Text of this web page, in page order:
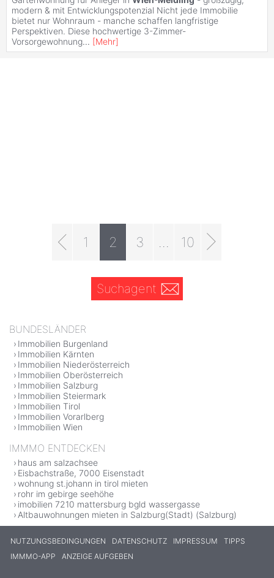
modern & mit Entwicklungspotenzial Nicht jede Immobilie
bietet nur Wohnraum - manche schaffen langfristige
Perspektiven. Diese hochwertige 3-Zimmer-
Vorsorgewohnung... [Mehr]
1 2 3 10
Suchagent
BUNDESLÄNDER
Immobilien Burgenland
Immobilien Kärnten
Immobilien Niederösterreich
Immobilien Oberösterreich
Immobilien Salzburg
Immobilien Steiermark
Immobilien Tirol
Immobilien Vorarlberg
Immobilien Wien
IMMMO ENTDECKEN
haus am salzachsee
Eisbachstraße, 7000 Eisenstadt
wohnung st.johann in tirol mieten
rohr im gebirge seehöhe
imobilien 7210 mattersburg bgld wassergasse
Altbauwohnungen mieten in Salzburg(Stadt) (Salzburg)
NUTZUNGSBEDINGUNGEN DATENSCHUTZ IMPRESSUM
TIPPS
IMMMO-APP
ANZEIGE AUFGEBEN